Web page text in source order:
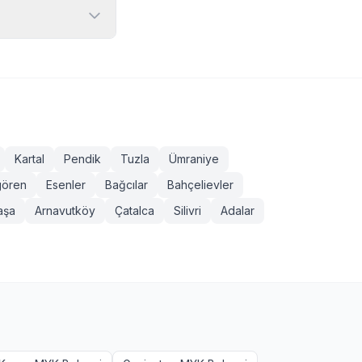
5), Motosikletli
Operatörü,
MYK onaylı ve
Kartal Pendik Tuzla
Ümraniye
Esenler Bağcılar
Bahçelievler
Arnavutköy Çatalca Silivri
Adalar